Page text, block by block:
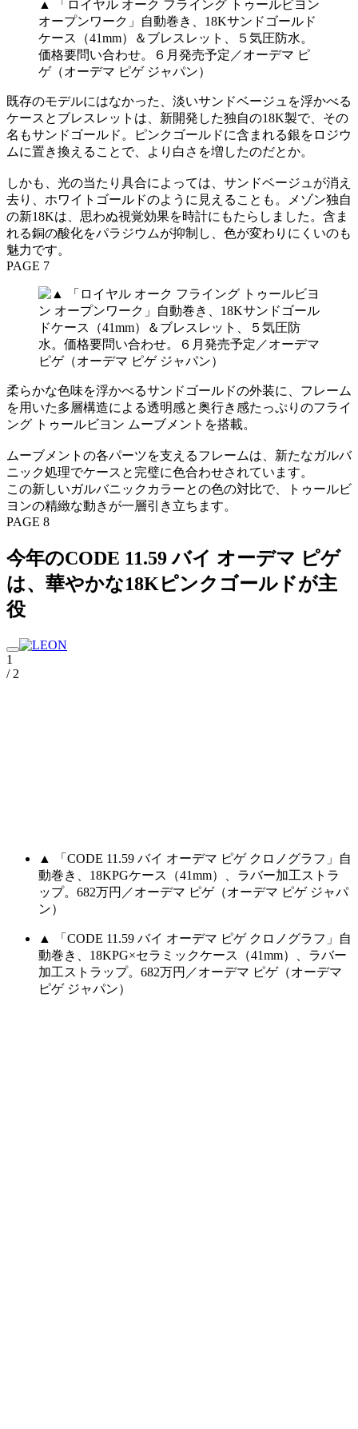
▲ 「ロイヤル オーク フライング トゥールビヨン
オープンワーク」自動巻き、18Kサンドゴールド
ケース（41mm）＆ブレスレット、５気圧防水。
価格要問い合わせ。６月発売予定／オーデマ ピ
ゲ（オーデマ ピゲ ジャパン）
既存のモデルにはなかった、淡いサンドベージュを浮かべる
ケースとブレスレットは、新開発した独自の18K製で、その
名もサンドゴールド。ピンクゴールドに含まれる銀をロジウ
ムに置き換えることで、より白さを増したのだとか。
しかも、光の当たり具合によっては、サンドベージュが消え
去り、ホワイトゴールドのように見えることも。メゾン独自
の新18Kは、思わぬ視覚効果を時計にもたらしました。含ま
れる銅の酸化をパラジウムが抑制し、色が変わりにくいのも
魅力です。
PAGE 7
柔らかな色味を浮かべるサンドゴールドの外装に、フレーム
を用いた多層構造による透明感と奥行き感たっぷりのフライ
ング トゥールビヨン ムーブメントを搭載。
ムーブメントの各パーツを支えるフレームは、新たなガルバ
ニック処理でケースと完璧に色合わせされています。
この新しいガルバニックカラーとの色の対比で、トゥールビ
ヨンの精緻な動きが一層引き立ちます。
PAGE 8
今年のCODE 11.59 バイ オーデマ ピゲ
は、華やかな18Kピンクゴールドが主
役
1
/ 2
▲ 「CODE 11.59 バイ オーデマ ピゲ クロノグラフ」自
動巻き、18KPGケース（41mm）、ラバー加工ストラ
ップ。682万円／オーデマ ピゲ（オーデマ ピゲ ジャパ
ン）
▲ 「CODE 11.59 バイ オーデマ ピゲ クロノグラフ」自
動巻き、18KPG×セラミックケース（41mm）、ラバー
加工ストラップ。682万円／オーデマ ピゲ（オーデマ
ピゲ ジャパン）